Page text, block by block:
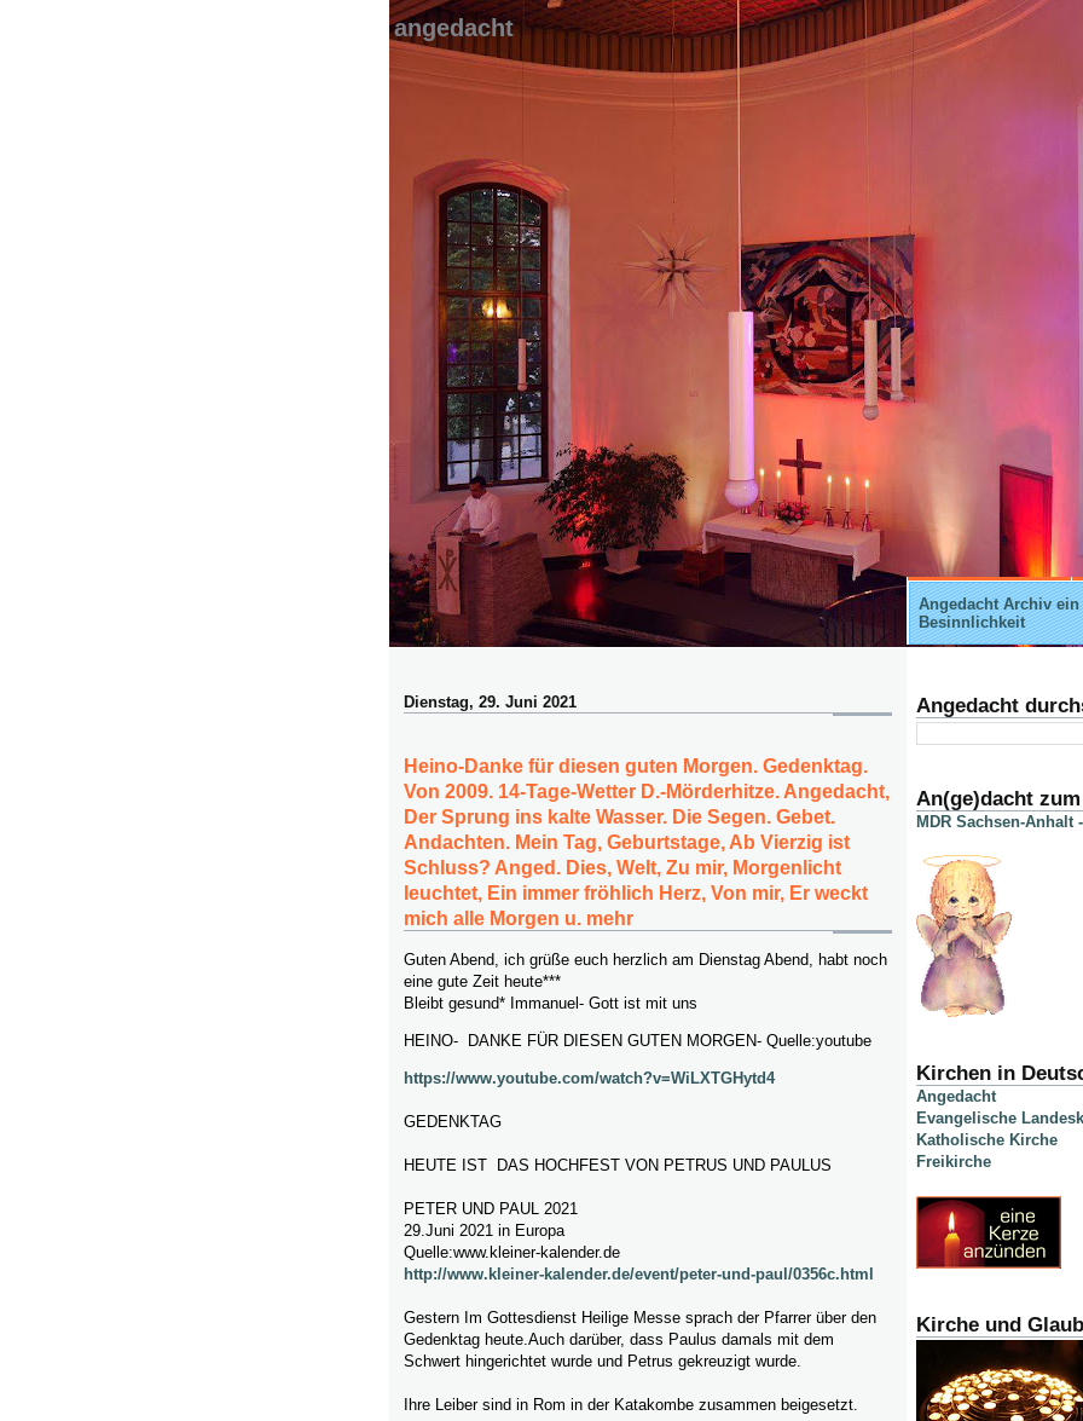
angedacht
Angedacht Archiv
Besinnlichkeit
Dienstag, 29. Juni 2021
Heino-Danke für diesen guten Morgen. Gedenktag.
Von 2009. 14-Tage-Wetter D.-Mörderhitze. Angedacht,
Der Sprung ins kalte Wasser. Die Segen. Gebet.
Andachten. Mein Tag, Geburtstage, Ab Vierzig ist
Schluss? Anged. Dies, Welt, Zu mir, Morgenlicht
leuchtet, Ein immer fröhlich Herz, Von mir, Er weckt
mich alle Morgen u. mehr
Guten Abend, ich grüße euch herzlich am Dienstag Abend, habt noch
eine gute Zeit heute***
Bleibt gesund* Immanuel- Gott ist mit uns
HEINO- DANKE FÜR DIESEN GUTEN MORGEN- Quelle:youtube
https://www.youtube.com/watch?v=WiLXTGHytd4
GEDENKTAG
HEUTE IST DAS HOCHFEST VON PETRUS UND PAULUS
PETER UND PAUL 2021
29.Juni 2021 in Europa
Quelle:www.kleiner-kalender.de
http://www.kleiner-kalender.de/event/peter-und-paul/0356c.html
Gestern Im Gottesdienst Heilige Messe sprach der Pfarrer über den
Gedenktag heute.Auch darüber, dass Paulus damals mit dem
Schwert hingerichtet wurde und Petrus gekreuzigt wurde.
Ihre Leiber sind in Rom in der Katakombe zusammen beigesetzt.
Angedacht
An(ge)dacht
MDR Sachsen-Anhalt
Kirchen in
Angedacht
Evangelische
Katholische Kirche
Freikirche
Kirche und